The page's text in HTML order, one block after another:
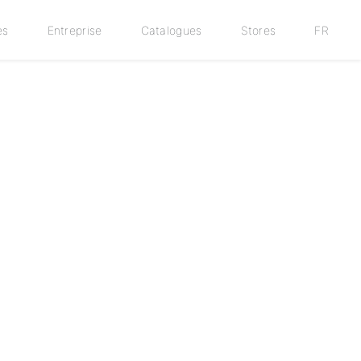
Entreprise Catalogues Stores FR